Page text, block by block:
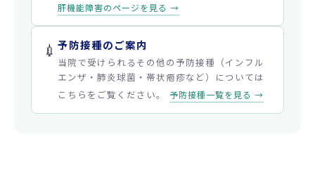
肝機能障害のページを見る →
💉 予防接種のご案内
当院で受けられるその他の予防接種（インフル
エンザ・肺炎球菌・帯状疱疹など）については
こちらをご覧ください。
予防接種一覧を見る →